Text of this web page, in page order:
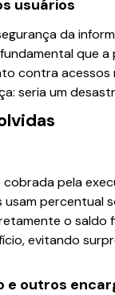
usuários
da
que
contra
seria um
pela
percentual
o saldo
evitando
e outros